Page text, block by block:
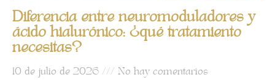
Diferencia entre neuromoduladores y
ácido hialurónico: ¿qué tratamiento
necesitas?
10 de julio de 2026 No hay comentarios